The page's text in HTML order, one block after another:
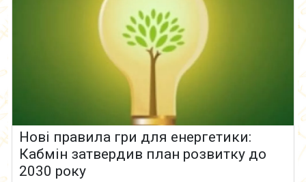
Нові правила гри для енергетики:
Кабмін затвердив план розвитку до
2030 року